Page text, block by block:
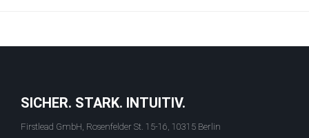
SICHER. STARK. INTUITIV.
Firstlead GmbH, Rosenfelder St. 15-16, 10315 Berlin